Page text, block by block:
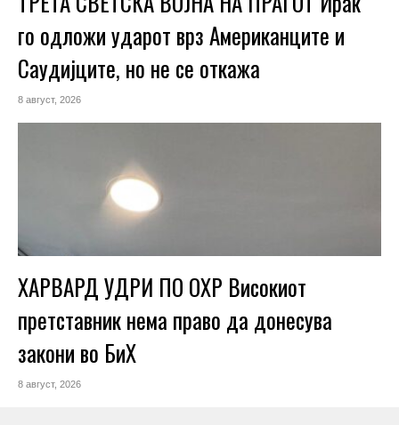
го одложи ударот врз Американците и
Саудијците, но не се откажа
8 август, 2026
ХАРВАРД УДРИ ПО ОХР Високиот
претставник нема право да донесува
закони во БиХ
8 август, 2026